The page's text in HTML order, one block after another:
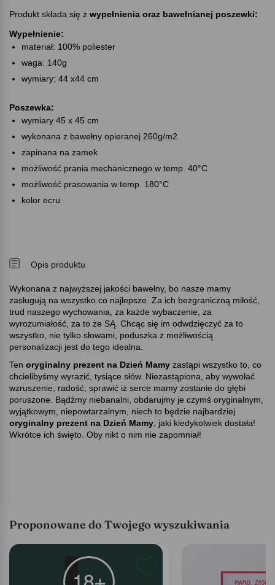
Produkt składa się z wypełnienia oraz bawełnianej poszewki:
Wypełnienie:
materiał: 100% poliester
waga: 140g
wymiary: 44 x44 cm
Poszewka:
wymiary 45 x 45 cm
wykonana z bawełny opieranej 260g/m2
zapinana na zamek
możliwość prania mechanicznego w temp. 40°C
możliwość prasowania w temp. 180°C
kolor ecru
Opis produktu
Wykonana z najwyższej jakości bawełny, bo nasze mamy
zasługują na wszystko co najlepsze. Za ich bezgraniczną miłość,
trud naszego wychowania, za każde wybaczenie, za
wyrozumiałość, za to że SĄ. Chcąc się im odwdzięczyć za to
wszystko, nie tylko słowami, poduszka z możliwością
personalizacji jest do tego idealna.
Ten oryginalny prezent na Dzień Mamy zastąpi wszystko to, co
chcielibyśmy wyrazić, tysiące słów. Niezastąpiona, aby wywołać
wzruszenie, radość, sprawić iż serce mamy zostanie do głębi
poruszone. Bądźmy niebanalni, obdarujmy je czymś oryginalnym,
wyjątkowym, niepowtarzalnym, niech to będzie najbardziej
oryginalny prezent na Dzień Mamy , jaki kiedykolwiek dostała!
Wkrótce ich święto. Oby nikt o nim nie zapomniał!
Proponowane do Twojego wyszukiwania